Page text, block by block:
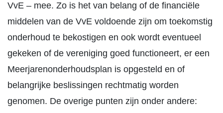
VvE – mee. Zo is het van belang of de financiële
middelen van de VvE voldoende zijn om toekomstig
onderhoud te bekostigen en ook wordt eventueel
gekeken of de vereniging goed functioneert, er een
Meerjarenonderhoudsplan is opgesteld en of
belangrijke beslissingen rechtmatig worden
genomen. De overige punten zijn onder andere: